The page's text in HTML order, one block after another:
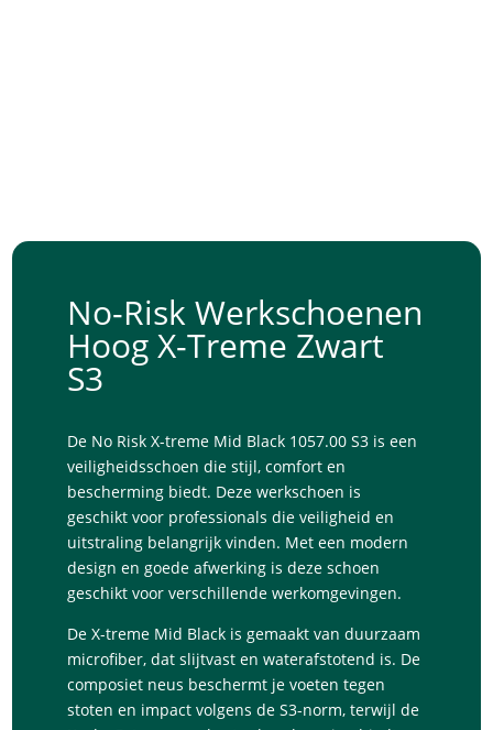
No-Risk Werkschoenen
Hoog X-Treme Zwart
S3
De No Risk X-treme Mid Black 1057.00 S3 is een
veiligheidsschoen die stijl, comfort en
bescherming biedt. Deze werkschoen is
geschikt voor professionals die veiligheid en
uitstraling belangrijk vinden. Met een modern
design en goede afwerking is deze schoen
geschikt voor verschillende werkomgevingen.
De X-treme Mid Black is gemaakt van duurzaam
microfiber, dat slijtvast en waterafstotend is. De
composiet neus beschermt je voeten tegen
stoten en impact volgens de S3-norm, terwijl de